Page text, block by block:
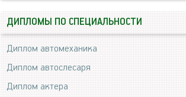
ДИПЛОМЫ ПО СПЕЦИАЛЬНОСТИ
Диплом автомеханика
Диплом автослесаря
Диплом актера